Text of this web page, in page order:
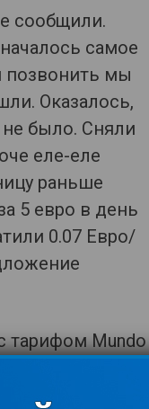
сообщили.
самое
позвонить мы
Оказалось,
было. Сняли
еле-еле
раньше
5 евро в день
0.07 Евро/
тарифом Mundo
оказалась
за 15